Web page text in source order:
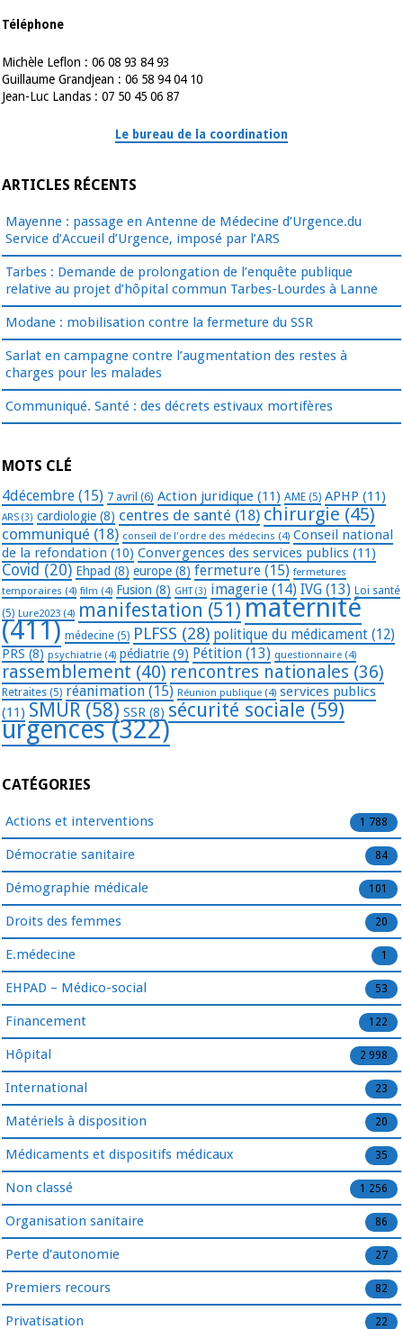
Téléphone
Michèle Leflon : 06 08 93 84 93
Guillaume Grandjean : 06 58 94 04 10
Jean-Luc Landas : 07 50 45 06 87
Le bureau de la coordination
ARTICLES RÉCENTS
Mayenne : passage en Antenne de Médecine d’Urgence.du
Service d’Accueil d’Urgence, imposé par l’ARS
Tarbes : Demande de prolongation de l’enquête publique
relative au projet d’hôpital commun Tarbes-Lourdes à Lanne
Modane : mobilisation contre la fermeture du SSR
Sarlat en campagne contre l’augmentation des restes à
charges pour les malades
Communiqué. Santé : des décrets estivaux mortifères
MOTS CLÉ
4décembre (15) 7 avril (6) Action juridique (11) AME (5) APHP (11)
ARS (3) cardiologie (8) centres de santé (18) chirurgie (45)
communiqué (18) conseil de l'ordre des médecins (4) Conseil national
de la refondation (10) Convergences des services publics (11)
Covid (20) Ehpad (8) europe (8) fermeture (15) fermetures
temporaires (4) film (4) Fusion (8) GHT(3) imagerie (14) IVG (13) Loi santé
(5) Lure2023 (4) manifestation (51) maternité
(411) médecine (5) PLFSS (28) politique du médicament (12)
PRS (8) psychiatrie (4) pédiatrie (9) Pétition (13) questionnaire (4)
rassemblement (40) rencontres nationales (36)
Retraites (5) réanimation (15) Réunion publique (4) services publics
(11) SMUR (58) SSR (8) sécurité sociale (59)
urgences(322)
CATÉGORIES
Actions et interventions 1 788
Démocratie sanitaire 84
Démographie médicale 101
Droits des femmes 20
E.médecine 1
EHPAD – Médico-social 53
Financement 122
Hôpital 2 998
International 23
Matériels à disposition 20
Médicaments et dispositifs médicaux 35
Non classé 1 256
Organisation sanitaire 86
Perte d'autonomie 27
Premiers recours 82
Privatisation 22